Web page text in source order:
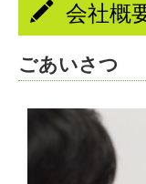
ジェネリック薬
お薬についてのQ
会社概
ごあいさつ